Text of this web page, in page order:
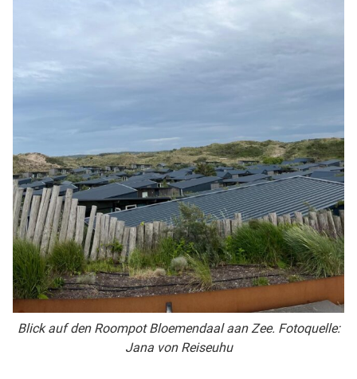
Blick auf den Roompot Bloemendaal aan Zee. Fotoquelle:
Jana von Reiseuhu